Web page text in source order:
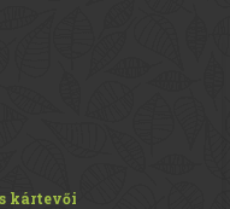
kártevői